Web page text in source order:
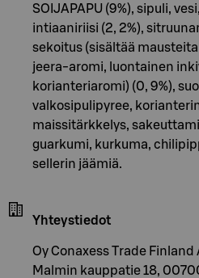
SOIJAPAPU (9%), sipuli,
intiaaniriisi (2, 2%),
sekoitus (sisältää
jeera-aromi, luontainen
korianteriaromi) (0, 9%),
valkosipulipyree,
maissitärkkelys,
guarkumi, kurkuma,
sellerin jäämiä.
Yhteystiedot
Oy Conaxess Trade Finland
Malmin kauppatie 18,